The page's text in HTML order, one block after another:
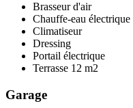
Brasseur d'air
Chauffe-eau électrique
Climatiseur
Dressing
Portail électrique
Terrasse 12 m2
Garage